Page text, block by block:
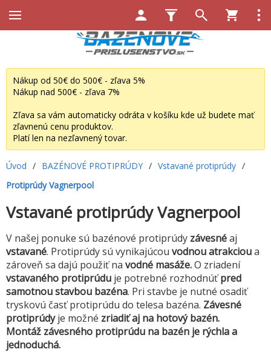
Nákup od 50€ do 500€ - zľava 5%
Nákup nad 500€ - zľava 7%
Zľava sa vám automaticky odráta v košíku kde už budete mať
zľavnenú cenu produktov.
Platí len na nezľavnený tovar.
Úvod / BAZÉNOVÉ PROTIPRÚDY / Vstavané protiprúdy /
Protiprúdy Vagnerpool
Vstavané protiprúdy Vagnerpool
V našej ponuke sú bazénové protiprúdy závesnéaj
vstavané. Protiprúdy sú vynikajúcou vodnou atrakcioua
zároveň sa dajú použiť na vodné masáže.O zriadení
vstavaného protiprúdu je potrebné rozhodnúťpred
samotnou stavbou bazéna. Pri stavbe je nutné osadiť
tryskovú časť protiprúdu do telesa bazéna. Závesné
protiprúdyje možné zriadiť aj na hotový bazén.
Montáž závesného protiprúdu na bazén je rýchla a
jednoduchá.